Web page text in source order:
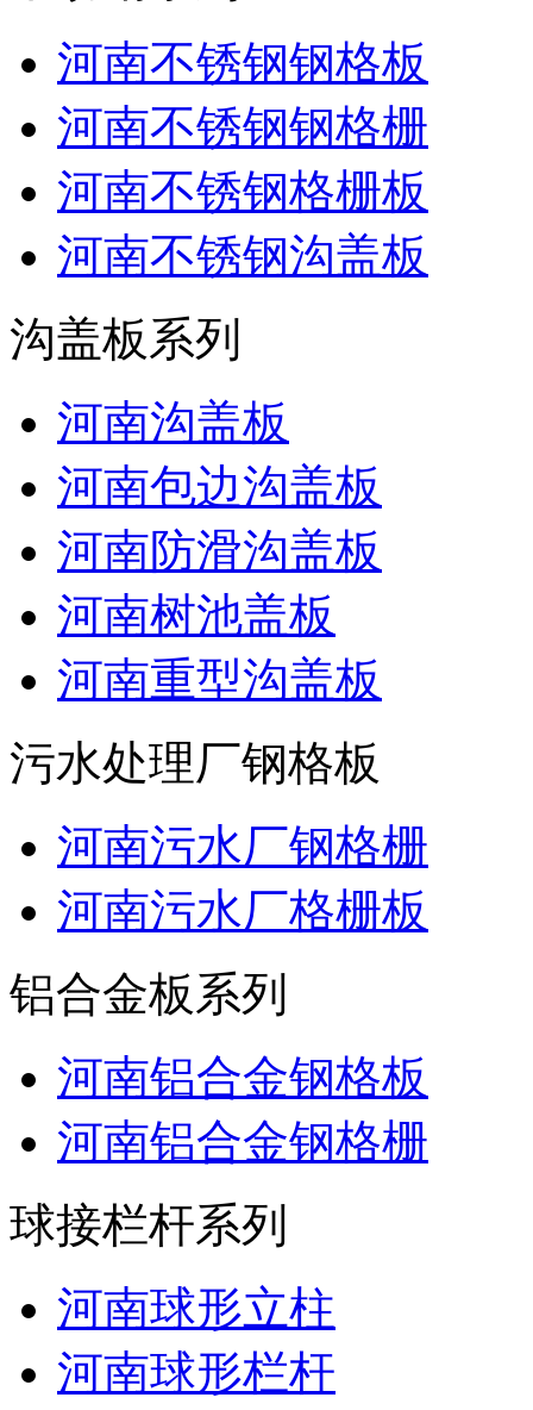
河南不锈钢钢格板
河南不锈钢钢格栅
河南不锈钢格栅板
河南不锈钢沟盖板
沟盖板系列
河南沟盖板
河南包边沟盖板
河南防滑沟盖板
河南树池盖板
河南重型沟盖板
污水处理厂钢格板
河南污水厂钢格栅
河南污水厂格栅板
铝合金板系列
河南铝合金钢格板
河南铝合金钢格栅
球接栏杆系列
河南球形立柱
河南球形栏杆